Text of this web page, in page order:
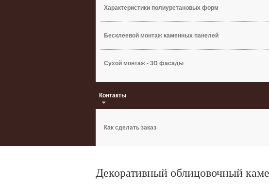
Характеристики полиуретановых форм
Бесклеевой монтаж каменных панелей
Сухой монтаж - 3D фасады
Контакты
Как сделать заказ
Декоративный облицовочный